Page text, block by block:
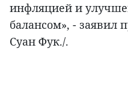
инфляцией и
балансом», - заявил
Суан Фук./.